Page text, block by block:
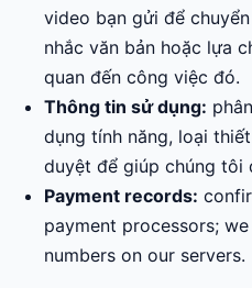
video bạn gửi để
nhắc văn bản hoặc lựa
quan đến công việc đó.
Thông tin sử dụng:
dụng tính năng, loại
duyệt để giúp chúng tôi
Payment records:
payment processors;
numbers on our servers.